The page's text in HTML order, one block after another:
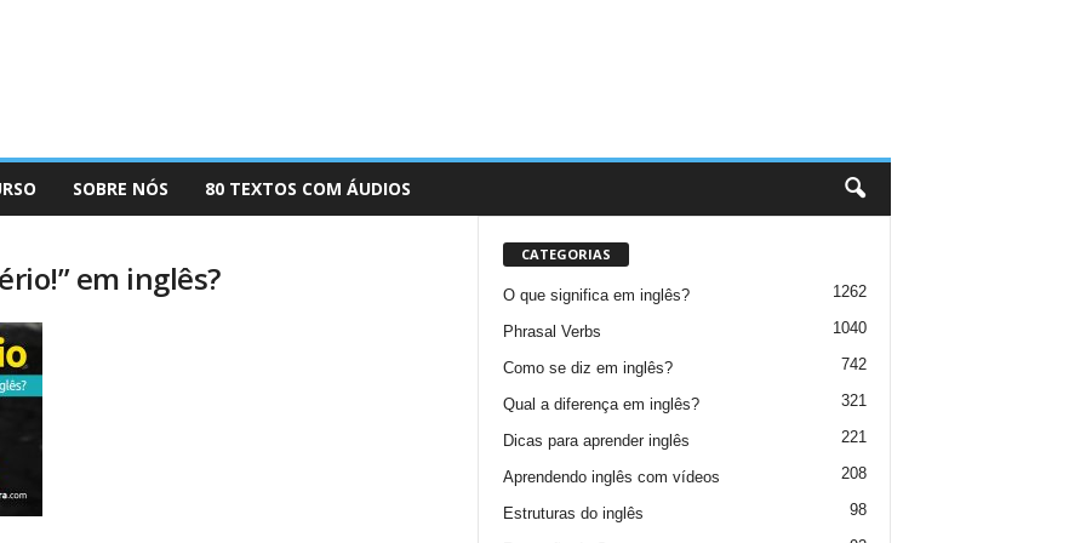
SOBRE NÓS 80 TEXTOS COM ÁUDIOS
em inglês?
CATEGORIAS
O que significa em inglês? 1262
Phrasal Verbs 1040
Como se diz em inglês? 742
Qual a diferença em inglês? 321
Dicas para aprender inglês 221
Aprendendo inglês com vídeos 208
Estruturas do inglês 98